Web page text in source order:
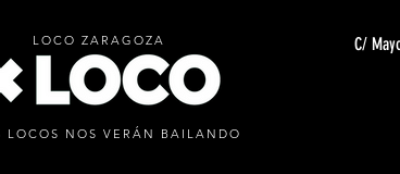
C/
LOCOS NOS VERÁN BAILANDO
LOCO ZARAGOZA